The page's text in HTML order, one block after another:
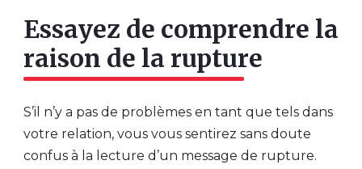
Essayez de comprendre la
raison de la rupture
S’il n’y a pas de problèmes en tant que tels dans
votre relation, vous vous sentirez sans doute
confus à la lecture d’un message de rupture.